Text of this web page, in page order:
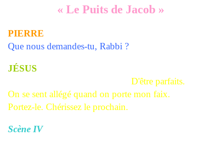
« Le Puits de Jacob »
PIERRE
Que nous demandes-tu, Rabbi ?
JÉSUS
D'être parfaits.
On se sent allégé quand on porte mon faix.
Portez-le. Chérissez le prochain.
Scène IV